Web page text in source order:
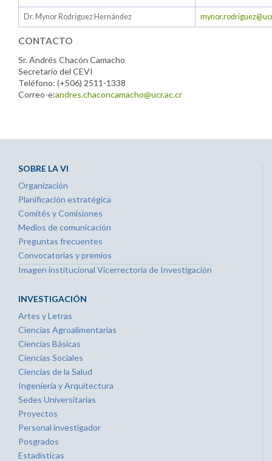
Dr. Mynor Rodríguez Hernández
CONTACTO
Sr. Andrés Chacón Camacho
Secretario del CEVI
Teléfono: (+506) 2511-1338
Correo-e:andres.chaconcamacho@ucr.ac.cr
SOBRE LA VI
Organización
Planificación estratégica
Comités y Comisiones
Medios de comunicación
Preguntas frecuentes
Convocatorias y premios
Imagen institucional Vicerrectoría de Investigación
INVESTIGACIÓN
Artes y Letras
Ciencias Agroalimentarias
Ciencias Básicas
Ciencias Sociales
Ciencias de la Salud
Ingeniería y Arquitectura
Sedes Universitarias
Proyectos
Personal investigador
Posgrados
Estadísticas